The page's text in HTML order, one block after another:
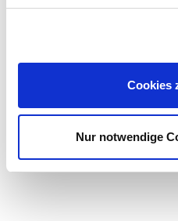
Cookies
Nur notwendige
Gutscheinhülle (0,70 €)